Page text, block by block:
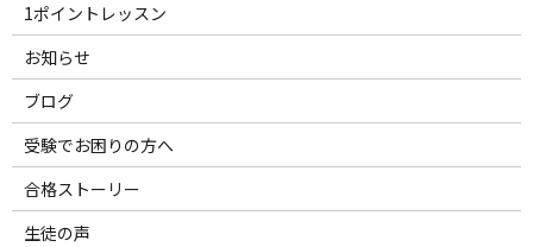
1ポイントレッスン
お知らせ
ブログ
受験でお困りの方へ
合格ストーリー
生徒の声